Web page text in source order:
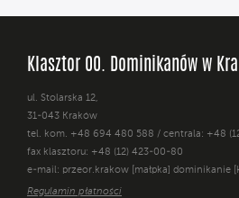
Klasztor OO. Dominikanów w
ul. Stolarska 12,
31-043 Kraków
tel. kom. +48 694 480 588 / centrala: +48
fax klasztoru: +48 (12) 423-00-80
e-mail: przeor.krakow [małpka] dominikanie
Regulamin płatności